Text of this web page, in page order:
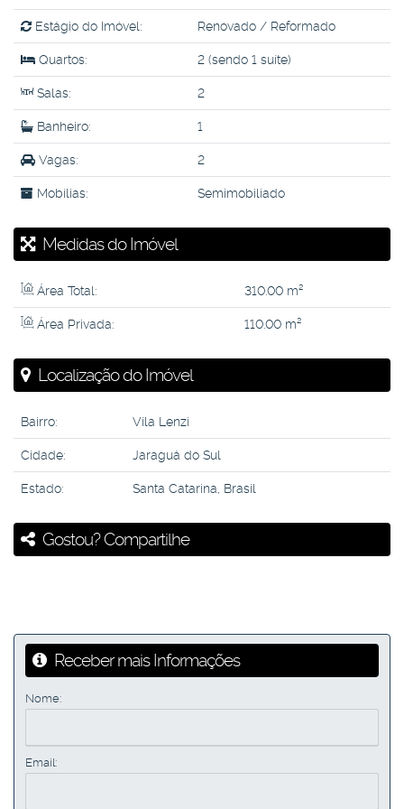
Estágio do Imóvel: Renovado / Reformado
Quartos: 2 (sendo 1 suíte)
Salas: 2
Banheiro: 1
Vagas: 2
Mobílias: Semimobiliado
Medidas do Imóvel
Área Total: 310.00 m²
Área Privada: 110.00 m²
Localização do Imóvel
Bairro: Vila Lenzi
Cidade: Jaraguá do Sul
Estado: Santa Catarina, Brasil
Gostou? Compartilhe
Receber mais Informações
Nome:
Email: